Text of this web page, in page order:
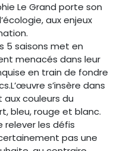
Le Grand porte son
aux enjeux
5 saisons met en
menacés dans leur
en train de fondre
s’insère dans
couleurs du
bleu, rouge et blanc.
relever les défis
pas une